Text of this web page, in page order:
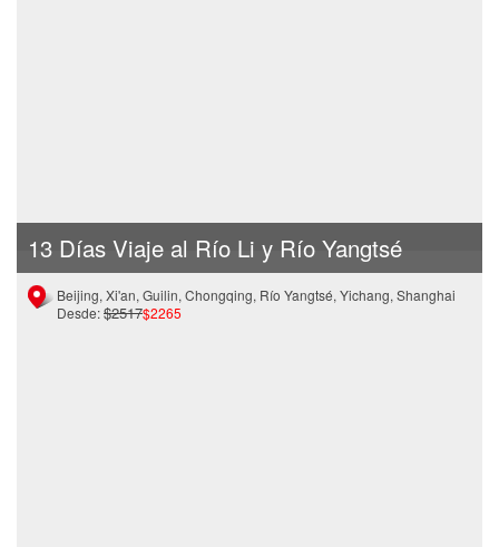
13 Días Viaje al Río Li y Río Yangtsé
Beijing, Xi'an, Guilin, Chongqing, Río Yangtsé, Yichang, Shanghai
Desde:$2517$2265